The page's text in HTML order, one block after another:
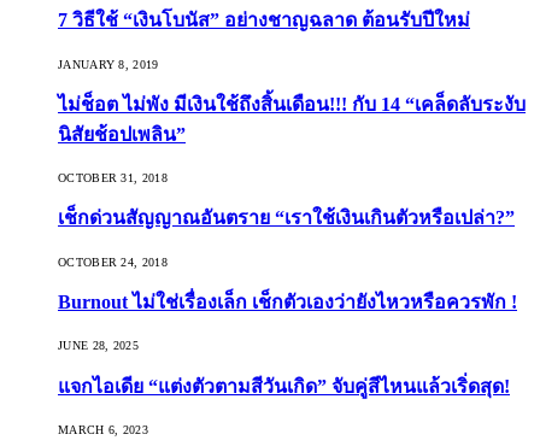
7 วิธีใช้ “เงินโบนัส” อย่างชาญฉลาด ต้อนรับปีใหม่
JANUARY 8, 2019
ไม่ช็อต ไม่พัง มีเงินใช้ถึงสิ้นเดือน!!! กับ 14 “เคล็ดลับระงับ
นิสัยช้อปเพลิน”
OCTOBER 31, 2018
เช็กด่วนสัญญาณอันตราย “เราใช้เงินเกินตัวหรือเปล่า?”
OCTOBER 24, 2018
Burnout ไม่ใช่เรื่องเล็ก เช็กตัวเองว่ายังไหวหรือควรพัก !
JUNE 28, 2025
แจกไอเดีย “แต่งตัวตามสีวันเกิด” จับคู่สีไหนแล้วเริ่ดสุด!
MARCH 6, 2023